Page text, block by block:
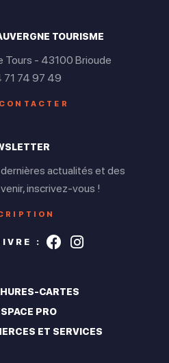
TOURISME
Tours - 43100 Brioude
71 74 97 49
actualités et des
inscrivez-vous !
: Suivez-nous
Suivez-
CARTES
PRO
ET SERVICES